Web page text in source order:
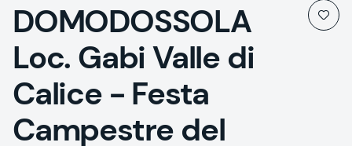
DOMODOSSOLA
Loc. Gabi Valle di
Calice - Festa
Campestre del